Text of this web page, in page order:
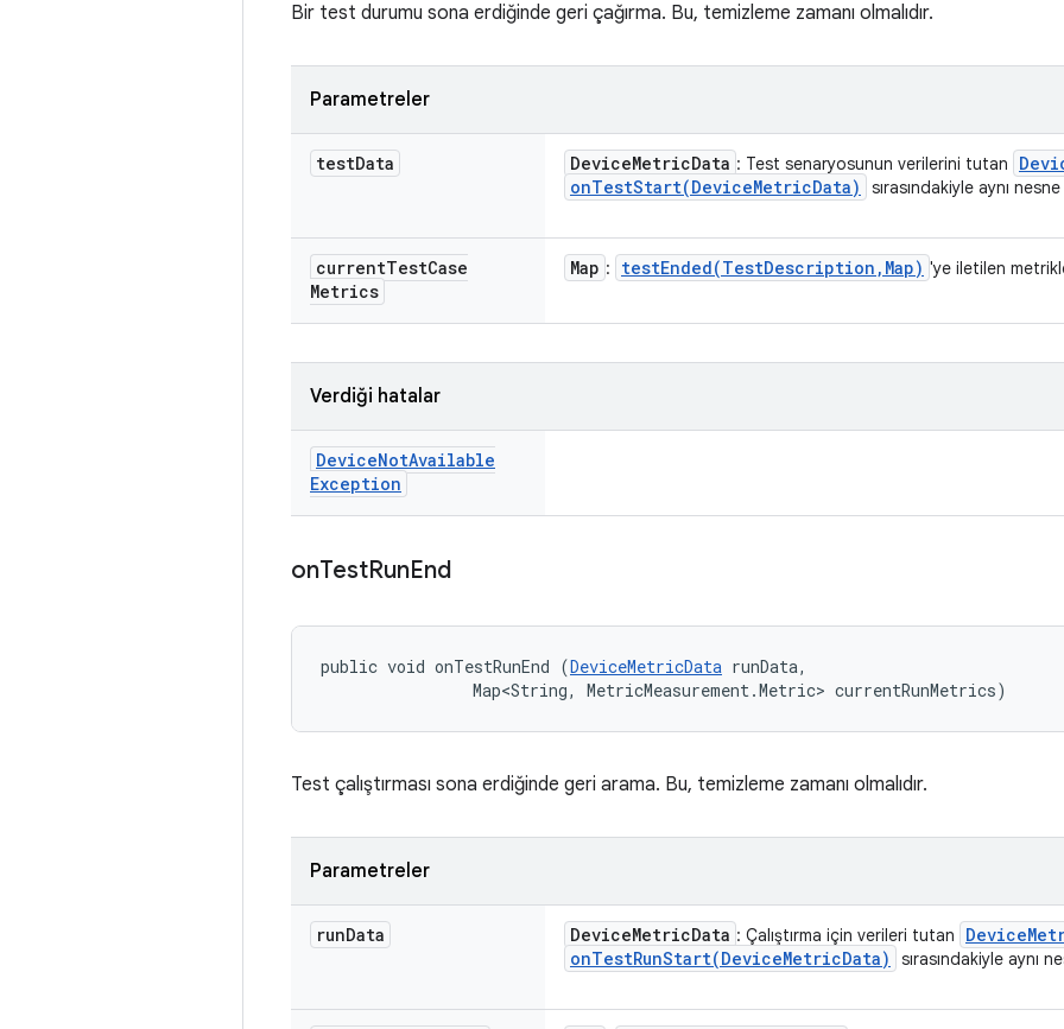
Bir test durumu sona erdiğinde geri çağırma. Bu, temizleme zamanı olmalıdır.
Parametreler
testData DeviceMetricData : Test senaryosunun verilerini tutan
onTestStart(DeviceMetricData) sırasındakiyle aynı
currentTestCase
Metrics
Map : testEnded(TestDescription , Map) 'ye iletilen
Verdiği hatalar
DeviceNotAvailable
Exception
onTestRunEnd
public void onTestRunEnd (DeviceMetricData runData,
                Map<String, MetricMeasurement.Metric> currentRunMetrics)
Test çalıştırması sona erdiğinde geri arama. Bu, temizleme zamanı olmalıdır.
Parametreler
runData DeviceMetricData : Çalıştırma için verileri tutan Device
onTestRunStart(DeviceMetricData) sırasındakiyle aynı